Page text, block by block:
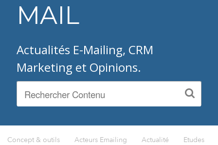
MAIL
Actualités E-Mailing, CRM
Marketing et Opinions.
Concept & outils Acteurs Emailing Actualité Etudes